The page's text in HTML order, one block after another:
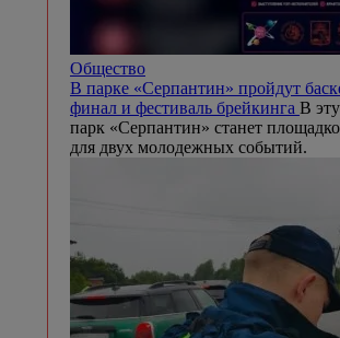
Общество
В парке «Серпантин» пройдут
финал и фестиваль брейкинга В
парк «Серпантин» станет
для двух молодежных событий.